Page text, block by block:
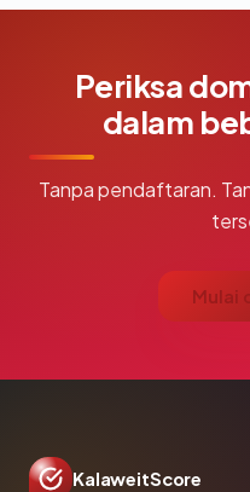
Periksa
dalam
Tanpa pendaftaran.
Mulai
KalaweitScore